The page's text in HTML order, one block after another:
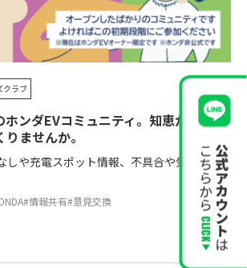
クラブ
ンダEVコミュニティ。知恵が集まる
ませんか。
しや充電スポット情報、不具合や気になる
#情報共有#意見交換